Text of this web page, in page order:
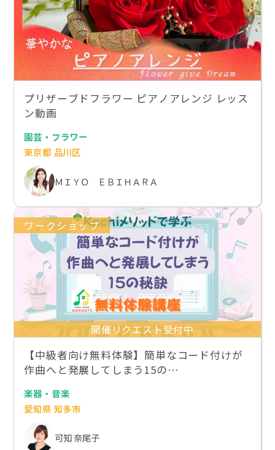
プリザーブドフラワー ピアノアレンジ レッス
ン動画
園芸・フラワー
東京都 品川区
ＭＩＹＯ ＥＢＩＨＡＲＡ
ワークショップ
開催リクエスト受付中
【中級者向け無料体験】簡単なコード付けが
作曲へと発展してしまう15の…
楽器・音楽
愛知県 知多市
可知 奈尾子